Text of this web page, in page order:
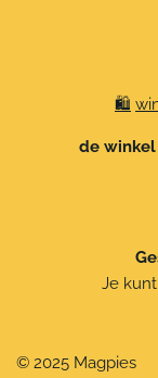
🛍️
de winkel
Je
© 2025 Magpies